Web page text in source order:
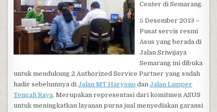
Center di Semarang.
5 Desember 2013 –
Pusat servis resmi
Asus yang berada di
Jalan Sriwijaya
Semarang ini dibuka
untuk mendukung 2 Authorized Service Partner yang sudah
hadir sebelumnya diJalan MT Haryono danJalan Lamper
Tengah Raya. Merupakan representasi dari komitmen ASUS
untuk meningkatkan layanan purna jual menyediakan garansi